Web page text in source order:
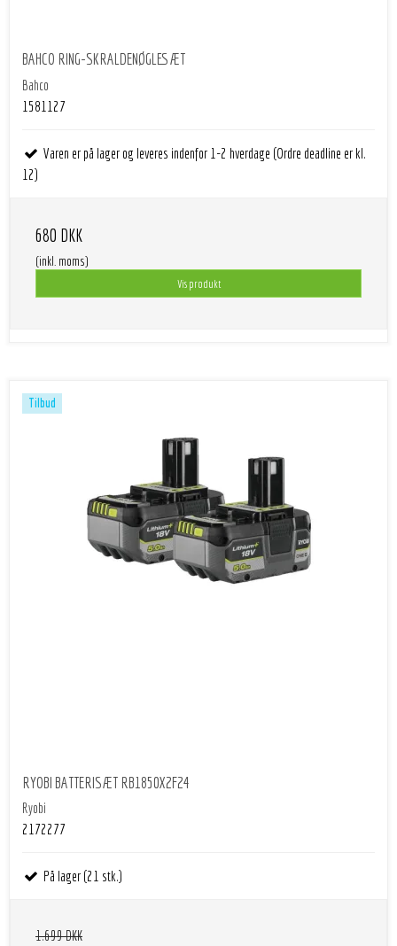
BAHCO RING-SKRALDENØGLESÆT
Bahco
1581127
Varen er på lager og leveres indenfor 1-2 hverdage (Ordre deadline er kl.
12)
680 DKK
(inkl. moms)
Vis produkt
Tilbud
RYOBI BATTERISÆT RB1850X2F24
Ryobi
2172277
På lager (21 stk.)
1.699 DKK